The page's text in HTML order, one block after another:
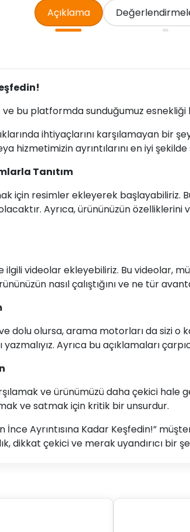
Açıklama
ve bu platformda sunduğumuz
ihtiyaçlarını karşılamayan bir
hizmetimizin ayrıntılarını en iyi
Tanıtım
için resimler ekleyerek başlayabiliriz.
Ayrıca, ürününüzün
ilgili videolar ekleyebiliriz. Bu videolar,
nasıl çalıştığını ve ne tür
dolu olursa, arama motorları da sizi
Ayrıca bu açıklamaları
ve ürünümüzü daha çekici hale
ve satmak için kritik bir unsurdur.
İnce Ayrıntısına Kadar Keşfedin!”
dikkat çekici ve merak uyandırıcı bir